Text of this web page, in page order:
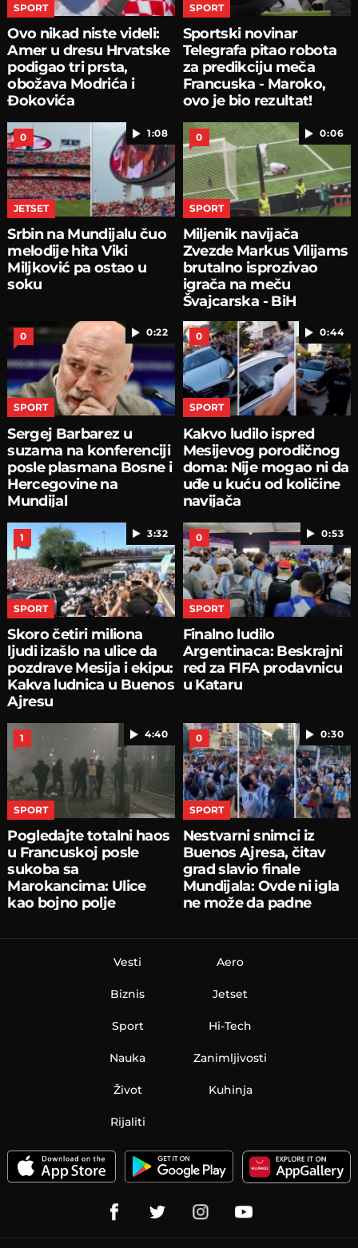
SPORT
Ovo nikad niste videli:
Amer u dresu Hrvatske
podigao tri prsta,
obožava Modrića i
Đokovića
SPORT
Sportski novinar
Telegrafa pitao robota
za predikciju meča
Francuska - Maroko,
ovo je bio rezultat!
1:08
0
JETSET
Srbin na Mundijalu čuo
melodije hita Viki
Miljković pa ostao u
soku
0:06
0
SPORT
Miljenik navijača
Zvezde Markus Vilijams
brutalno isprozivao
igrača na meču
Švajcarska - BiH
0:22
0
SPORT
Sergej Barbarez u
suzama na konferenciji
posle plasmana Bosne i
Hercegovine na
Mundijal
0:44
0
SPORT
Kakvo ludilo ispred
Mesijevog porodičnog
doma: Nije mogao ni da
uđe u kuću od količine
navijača
3:32
1
SPORT
Skoro četiri miliona
ljudi izašlo na ulice da
pozdrave Mesija i ekipu:
Kakva ludnica u Buenos
Ajresu
0:53
0
SPORT
Finalno ludilo
Argentinaca: Beskrajni
red za FIFA prodavnicu
u Kataru
4:40
1
SPORT
Pogledajte totalni haos
u Francuskoj posle
sukoba sa
Marokancima: Ulice
kao bojno polje
0:30
0
SPORT
Nestvarni snimci iz
Buenos Ajresa, čitav
grad slavio finale
Mundijala: Ovde ni igla
ne može da padne
Vesti
Biznis
Sport
Nauka
Aero
Jetset
Hi-Tech
Zanimljivosti
Život Kuhinja
Rijaliti